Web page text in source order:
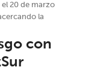
20 de marzo
la
con